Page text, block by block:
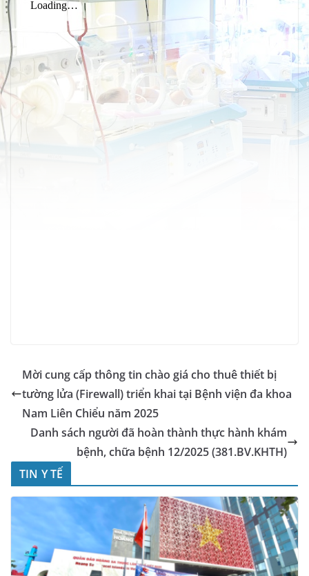
Mời cung cấp thông tin chào giá cho thuê thiết bị
tường lửa (Firewall) triển khai tại Bệnh viện đa khoa
Nam Liên Chiểu năm 2025
Danh sách người đã hoàn thành thực hành khám
bệnh, chữa bệnh 12/2025 (381.BV.KHTH)
TIN Y TẾ